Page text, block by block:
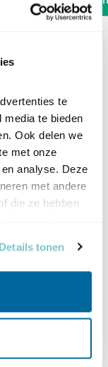
te
te bieden
Ook delen we
met onze
analyse. Deze
met andere
die ze hebben
Details tonen
14:41 |